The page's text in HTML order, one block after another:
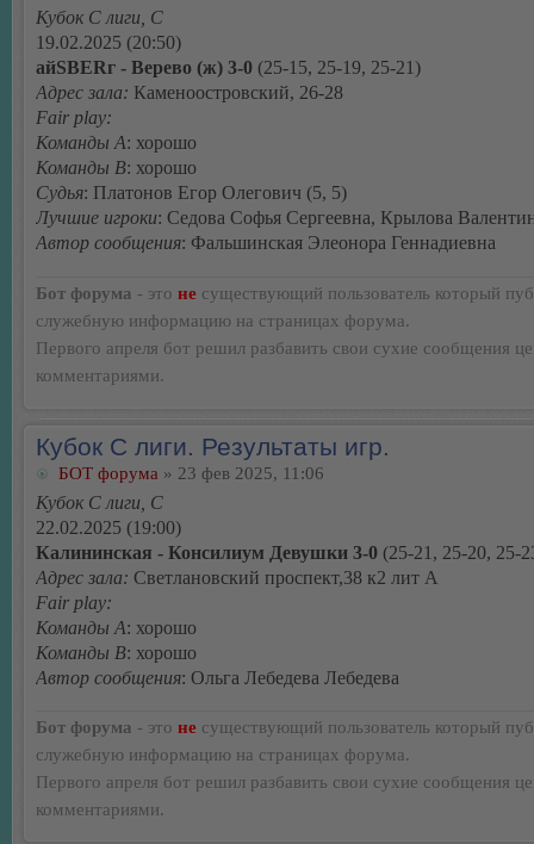
Кубок С лиги, C
19.02.2025 (20:50)
айSBERг - Верево (ж) 3-0 (25-15, 25-19, 25-21)
Адрес зала: Каменоостровский, 26-28
Fair play:
Команды А: хорошо
Команды В: хорошо
Судья: Платонов Егор Олегович (5, 5)
Лучшие игроки: Седова Софья Сергеевна, Крылова
Автор сообщения: Фальшинская Элеонора Геннадиевна
Бот форума - это не существующий пользователь который
служебную информацию на страницах форума.
Первого апреля бот решил разбавить свои сухие сообщения
комментариями.
Кубок С лиги. Результаты игр.
БОТ форума » 23 фев 2025, 11:06
Кубок С лиги, C
22.02.2025 (19:00)
Калининская - Консилиум Девушки 3-0 (25-21, 25-20, 25-
Адрес зала: Светлановский проспект,38 к2 лит А
Fair play:
Команды А: хорошо
Команды В: хорошо
Автор сообщения: Ольга Лебедева Лебедева
Бот форума - это не существующий пользователь который
служебную информацию на страницах форума.
Первого апреля бот решил разбавить свои сухие сообщения
комментариями.